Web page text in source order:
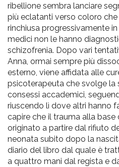
ribellione sembra lanciare
più eclatanti verso coloro
rinchiusa progressivamente
medici non le hanno
schizofrenia. Dopo vari
Anna, ormai sempre più
esterno, viene affidata alle
psicoterapeuta che svolge la
consessi accademici,
riuscendo lì dove altri hanno
capire che il trauma alla
originato a partire dal rifiuto
neonata subito dopo la
diario del libro dal quale è
a quattro mani dal regista e